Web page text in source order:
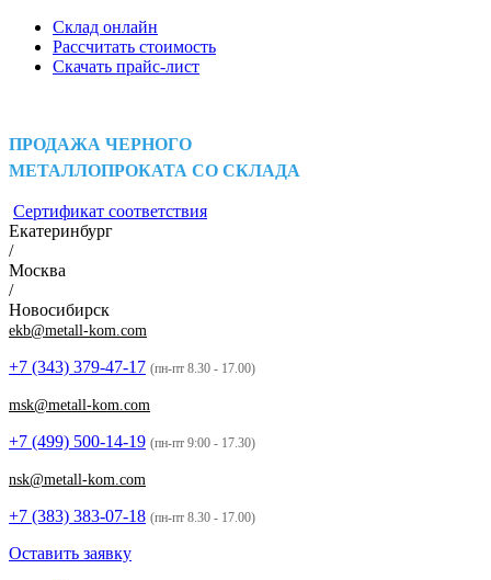
Склад онлайн
Рассчитать стоимость
Скачать прайс-лист
ПРОДАЖА ЧЕРНОГО
МЕТАЛЛОПРОКАТА СО СКЛАДА
Сертификат соответствия
Екатеринбург
/
Москва
/
Новосибирск
ekb@metall-kom.com
+7 (343) 379-47-17 (пн-пт 8.30 - 17.00)
msk@metall-kom.com
+7 (499) 500-14-19 (пн-пт 9:00 - 17.30)
nsk@metall-kom.com
+7 (383) 383-07-18 (пн-пт 8.30 - 17.00)
Оставить заявку